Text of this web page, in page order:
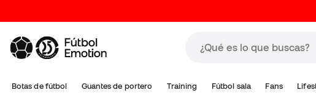
Botas de fútbol Guantes de portero Training Fútbol sala Fans